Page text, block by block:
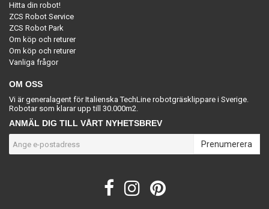
Hitta din robot!
ZCS Robot Service
ZCS Robot Park
Om köp och returer
Om köp och returer
Vanliga frågor
OM OSS
Vi är generalagent för Italienska TechLine robotgräsklippare i Sverige.
Robotar som klarar upp till 30.000m2.
ANMÄL DIG TILL VÅRT NYHETSBREV
Prenumerera